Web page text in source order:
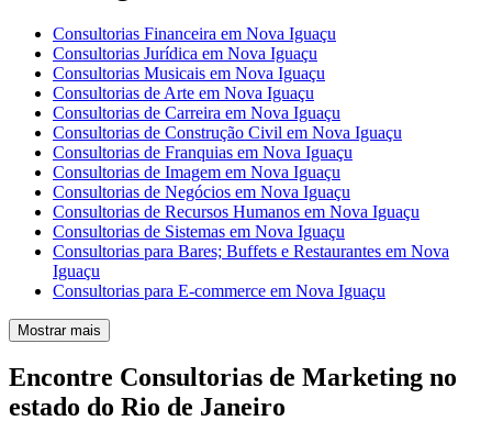
Consultorias Financeira em Nova Iguaçu
Consultorias Jurídica em Nova Iguaçu
Consultorias Musicais em Nova Iguaçu
Consultorias de Arte em Nova Iguaçu
Consultorias de Carreira em Nova Iguaçu
Consultorias de Construção Civil em Nova Iguaçu
Consultorias de Franquias em Nova Iguaçu
Consultorias de Imagem em Nova Iguaçu
Consultorias de Negócios em Nova Iguaçu
Consultorias de Recursos Humanos em Nova Iguaçu
Consultorias de Sistemas em Nova Iguaçu
Consultorias para Bares; Buffets e Restaurantes em Nova
Iguaçu
Consultorias para E-commerce em Nova Iguaçu
Mostrar mais
Encontre Consultorias de Marketing no
estado do Rio de Janeiro